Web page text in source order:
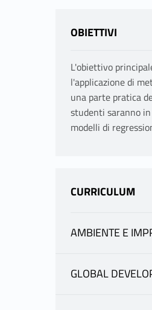
OBIETTIVI
L'obiettivo
l'applicazione di
una parte pratica
studenti saranno
modelli di
CURRICULUM
AMBIENTE E
GLOBAL